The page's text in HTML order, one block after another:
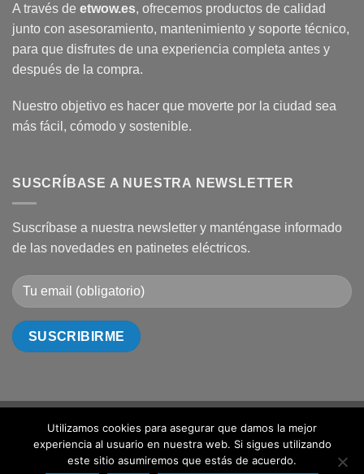
A través de etwow.es, ofrecemos productos de calidad
junto con asesoramiento, mantenimiento y soporte técnico,
para que disfrutes de una experiencia completa antes y
después de la compra.
Nuestro objetivo es hacer que moverte por la ciudad sea
más fácil, cómodo y sostenible.
SUSCRÍBASE A NUESTRA NEWSLETTER
Suscríbase a nuestra newsletter y manténgase informado
de las novedades en patinetes eléctricos.
Visa PayPal MasterCard
Cash
On
Delivery
Bank
Transfer
SOBRE NOSOTROS DONDE COMPRAR
CONTACTO
CONDICIONES GENERALES
Utilizamos cookies para asegurar que damos la mejor
experiencia al usuario en nuestra web. Si sigues utilizando
este sitio asumiremos que estás de acuerdo.